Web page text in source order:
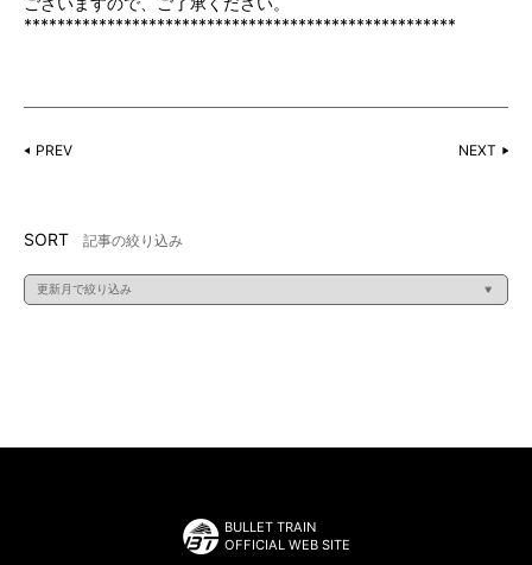
****************************************************
PREV NEXT
SORT 記事の絞り込み
BULLET TRAIN
OFFICIAL WEB SITE